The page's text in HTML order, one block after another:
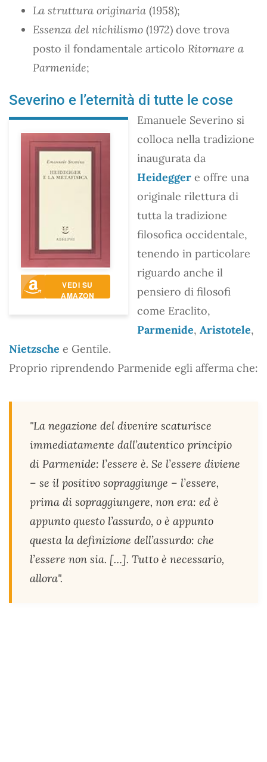
La struttura originaria (1958);
Essenza del nichilismo (1972) dove trova
posto il fondamentale articolo Ritornare a
Parmenide;
Severino e l’eternità di tutte le cose
VEDI SU
AMAZON
Emanuele Severino si
colloca nella tradizione
inaugurata da
Heidegger e offre una
originale rilettura di
tutta la tradizione
filosofica occidentale,
tenendo in particolare
riguardo anche il
pensiero di filosofi
come Eraclito,
Parmenide, Aristotele,
Nietzsche e Gentile.
Proprio riprendendo Parmenide egli afferma che:
"La negazione del divenire scaturisce
immediatamente dall’autentico principio
di Parmenide: l’essere è. Se l’essere diviene
– se il positivo sopraggiunge – l’essere,
prima di sopraggiungere, non era: ed è
appunto questo l’assurdo, o è appunto
questa la definizione dell’assurdo: che
l’essere non sia. […]. Tutto è necessario,
allora".